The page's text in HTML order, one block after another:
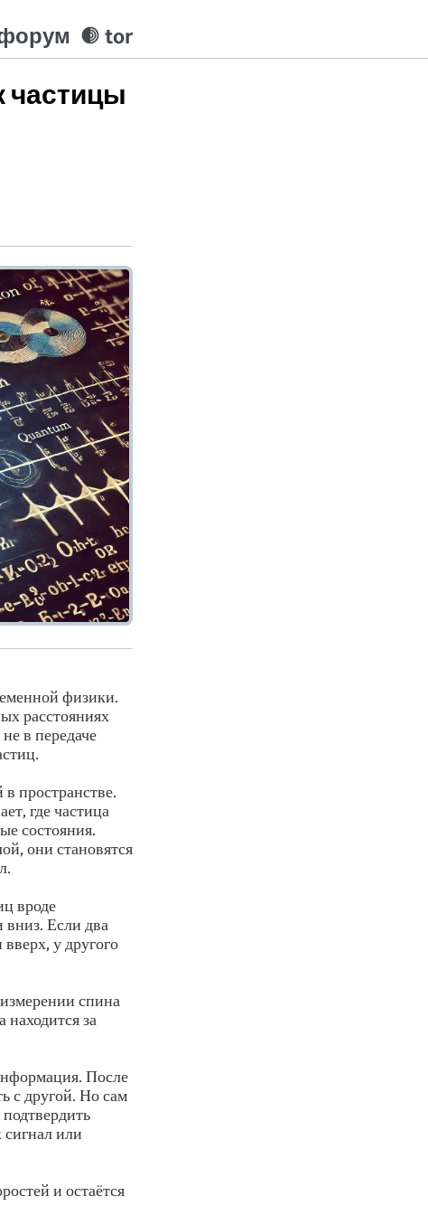
tor
частицы
физики.
расстояниях
в передаче
пространстве.
где частица
состояния.
они становятся
вроде
вниз. Если два
у другого
спина
за
После
с другой. Но сам
или
и остаётся